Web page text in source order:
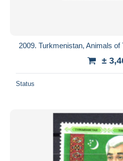
2009. Turkmenistan, Animals
±
Status